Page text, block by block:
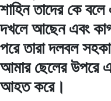
শাহিন তাদের কে
দখলে আছেন এবং
পরে তারা দলবল
আমার ছেলের উপরে
আহত করে।